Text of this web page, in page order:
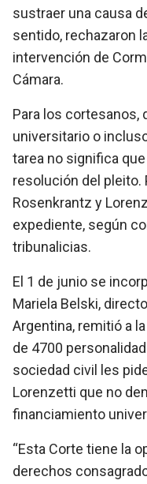
sustraer una causa
sentido, rechazaron
intervención de
Cámara.
Para los cortesanos,
universitario o
tarea no significa
resolución del pleito.
Rosenkrantz y
expediente, según
tribunalicias.
El 1 de junio se
Mariela Belski,
Argentina, remitió a
de 4700
sociedad civil les
Lorenzetti que no
financiamiento
“Esta Corte tiene la
derechos